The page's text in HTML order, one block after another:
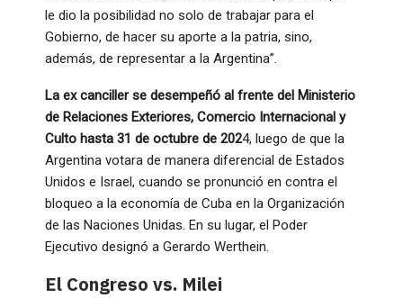
le dio la posibilidad no solo de trabajar para el
Gobierno, de hacer su aporte a la patria, sino,
además, de representar a la Argentina”.
La ex canciller se desempeñó al frente del Ministerio
de Relaciones Exteriores, Comercio Internacional y
Culto hasta 31 de octubre de 2024, luego de que la
Argentina votara de manera diferencial de Estados
Unidos e Israel, cuando se pronunció en contra el
bloqueo a la economía de Cuba en la Organización
de las Naciones Unidas. En su lugar, el Poder
Ejecutivo designó a Gerardo Werthein.
El Congreso vs. Milei